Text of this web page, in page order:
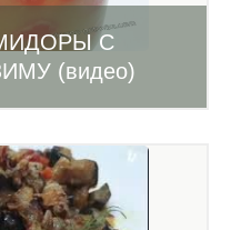
С
(видео)